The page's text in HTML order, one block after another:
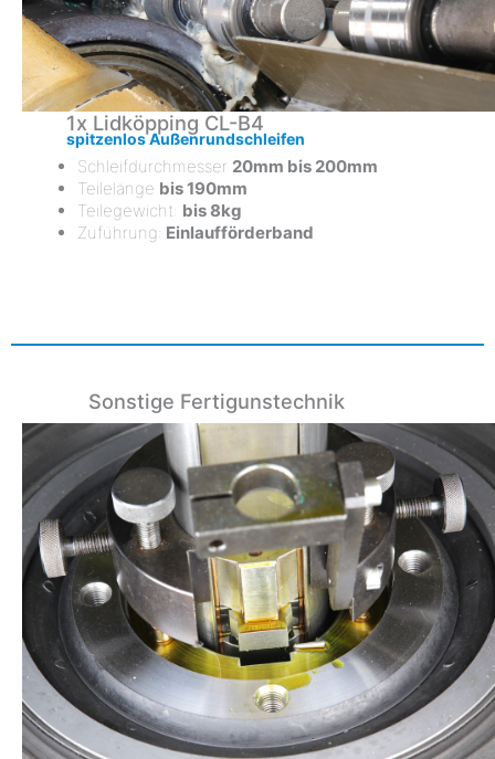
1x Lidköpping CL-B4
spitzenlos Außenrundschleifen
Schleifdurchmesser 20mm bis 200mm
Teilelänge bis 190mm
Teilegewicht: bis 8kg
Zuführung: Einlaufförderband
Sonstige Fertigunstechnik